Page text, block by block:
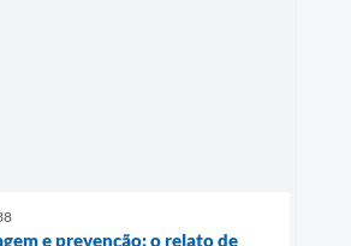
e prevenção: o relato de